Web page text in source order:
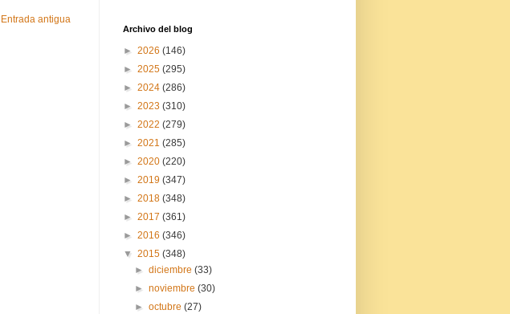
Entrada antigua
Archivo del blog
► 2026 (146)
► 2025 (295)
► 2024 (286)
► 2023 (310)
► 2022 (279)
► 2021 (285)
► 2020 (220)
► 2019 (347)
► 2018 (348)
► 2017 (361)
► 2016 (346)
▼ 2015 (348)
►diciembre(33)
►noviembre(30)
►octubre(27)